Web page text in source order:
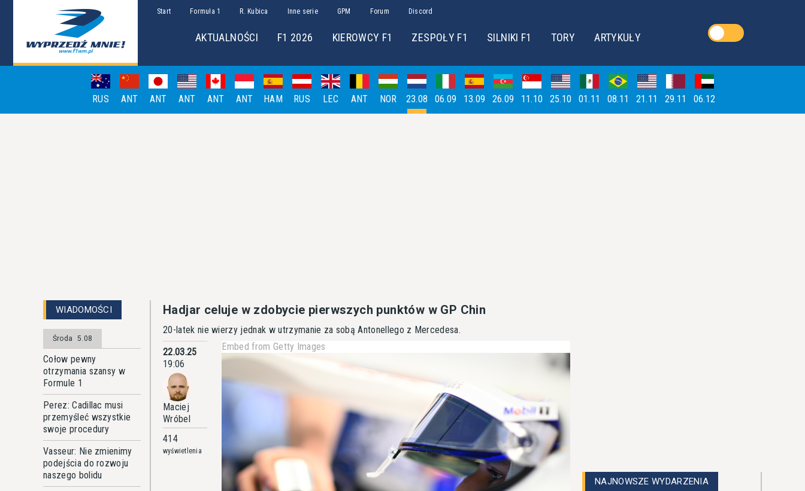
Start Formuła 1 R. Kubica Inne serie GPM Forum Discord
AKTUALNOŚCI F1 2026 KIEROWCY F1 ZESPOŁY F1 SILNIKI F1 TORY ARTYKUŁY
RUS ANT ANT ANT ANT ANT HAM RUS LEC ANT NOR 23.08 06.09 13.09 26.09 11.10 25.10 01.11 08.11 21.11 29.11 06.12
WIADOMOŚCI
Środa 5.08
Cołow pewny
otrzymania szansy w
Formule 1
Perez: Cadillac musi
przemyśleć wszystkie
swoje procedury
Vasseur: Nie zmienimy
podejścia do rozwoju
naszego bolidu
Hadjar celuje w zdobycie pierwszych punktów w GP Chin
20-latek nie wierzy jednak w utrzymanie za sobą Antonellego z Mercedesa.
22.03.25
19:06
Maciej
Wróbel
414
wyświetlenia
Embed from Getty Images
NAJNOWSZE WYDARZENIA